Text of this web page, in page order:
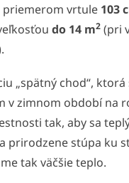
priemerom vrtule 103
do 14 m2 (pri
„spätný chod“, ktorá
v zimnom období na
tak, aby sa
prirodzene stúpa ku
tak väčšie teplo.